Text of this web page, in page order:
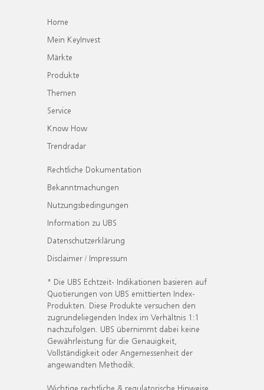
Home
Mein KeyInvest
Märkte
Produkte
Themen
Service
Know How
Trendradar
Rechtliche Dokumentation
Bekanntmachungen
Nutzungsbedingungen
Information zu UBS
Datenschutzerklärung
Disclaimer / Impressum
* Die UBS Echtzeit- Indikationen basieren auf
Quotierungen von UBS emittierten Index-
Produkten. Diese Produkte versuchen den
zugrundeliegenden Index im Verhältnis 1:1
nachzufolgen. UBS übernimmt dabei keine
Gewährleistung für die Genauigkeit,
Vollständigkeit oder Angemessenheit der
angewandten Methodik.